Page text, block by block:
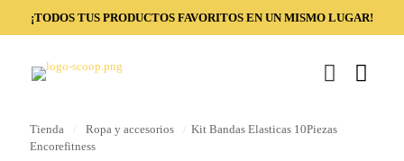
¡TODOS TUS PRODUCTOS FAVORITOS EN UN MISMO LUGAR!
Tienda Ropa y accesorios
Kit Bandas Elasticas 10Piezas
Encorefitness